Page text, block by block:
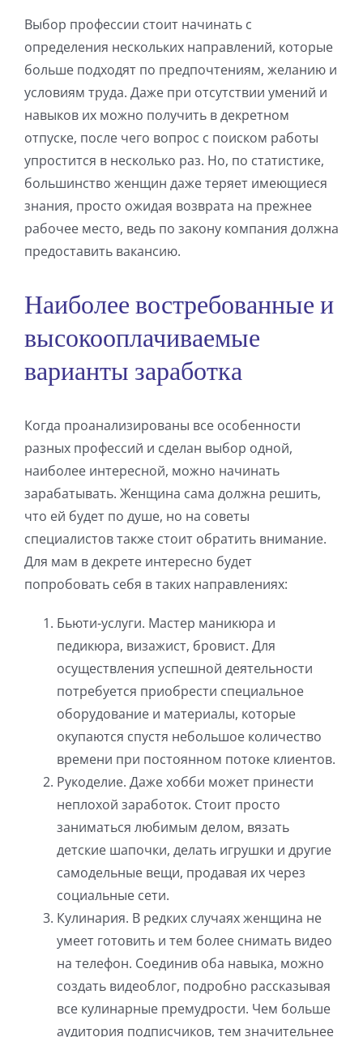
Выбор профессии стоит начинать с
определения нескольких направлений, которые
больше подходят по предпочтениям, желанию и
условиям труда. Даже при отсутствии умений и
навыков их можно получить в декретном
отпуске, после чего вопрос с поиском работы
упростится в несколько раз. Но, по статистике,
большинство женщин даже теряет имеющиеся
знания, просто ожидая возврата на прежнее
рабочее место, ведь по закону компания должна
предоставить вакансию.
Наиболее востребованные и
высокооплачиваемые
варианты заработка
Когда проанализированы все особенности
разных профессий и сделан выбор одной,
наиболее интересной, можно начинать
зарабатывать. Женщина сама должна решить,
что ей будет по душе, но на советы
специалистов также стоит обратить внимание.
Для мам в декрете интересно будет
попробовать себя в таких направлениях:
Бьюти-услуги. Мастер маникюра и
педикюра, визажист, бровист. Для
осуществления успешной деятельности
потребуется приобрести специальное
оборудование и материалы, которые
окупаются спустя небольшое количество
времени при постоянном потоке клиентов.
Рукоделие. Даже хобби может принести
неплохой заработок. Стоит просто
заниматься любимым делом, вязать
детские шапочки, делать игрушки и другие
самодельные вещи, продавая их через
социальные сети.
Кулинария. В редких случаях женщина не
умеет готовить и тем более снимать видео
на телефон. Соединив оба навыка, можно
создать видеоблог, подробно рассказывая
все кулинарные премудрости. Чем больше
аудитория подписчиков, тем значительнее